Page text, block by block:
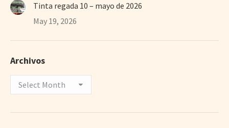
Tinta regada 10 – mayo de 2026
May 19, 2026
Archivos
Archivos